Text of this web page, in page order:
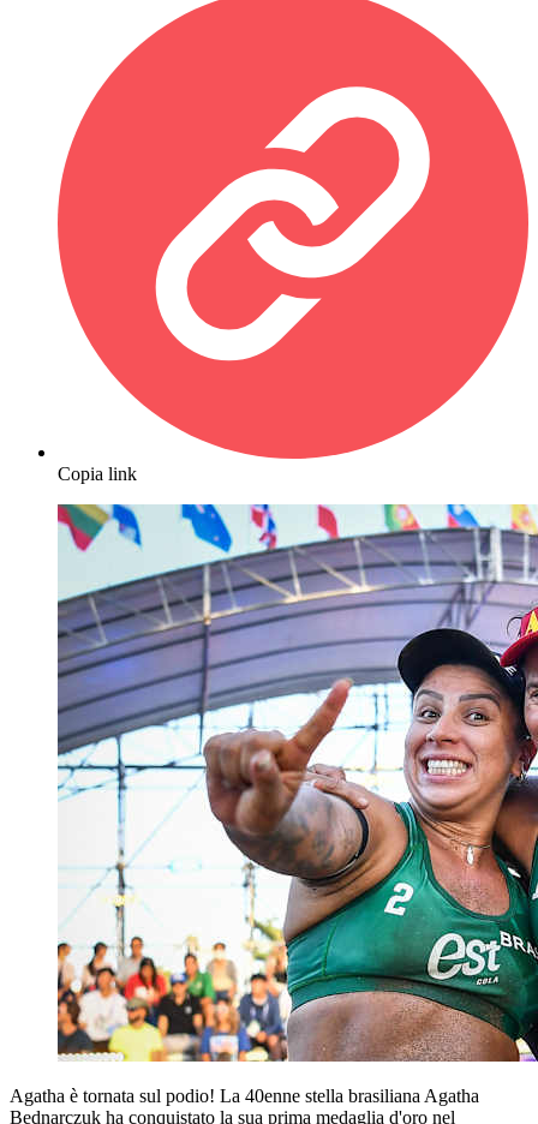
Copia link
Agatha è tornata sul podio! La 40enne stella brasiliana Agatha
Bednarczuk ha conquistato la sua prima medaglia d'oro nel